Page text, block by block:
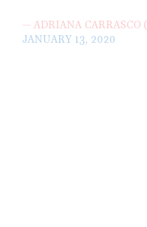
— ADRIANA CARRASCO
JANUARY 13, 2020